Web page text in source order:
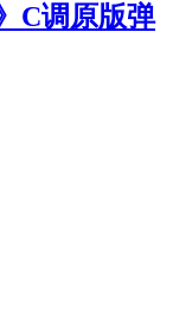
C调原版弹